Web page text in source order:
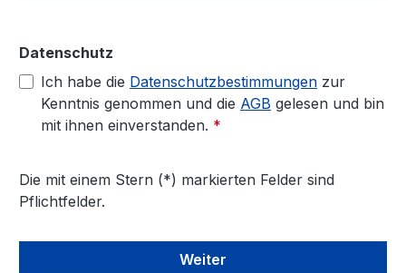
Datenschutz
Ich habe die Datenschutzbestimmungen zur
Kenntnis genommen und die AGB gelesen und bin
mit ihnen einverstanden. *
Die mit einem Stern (*) markierten Felder sind
Pflichtfelder.
Weiter